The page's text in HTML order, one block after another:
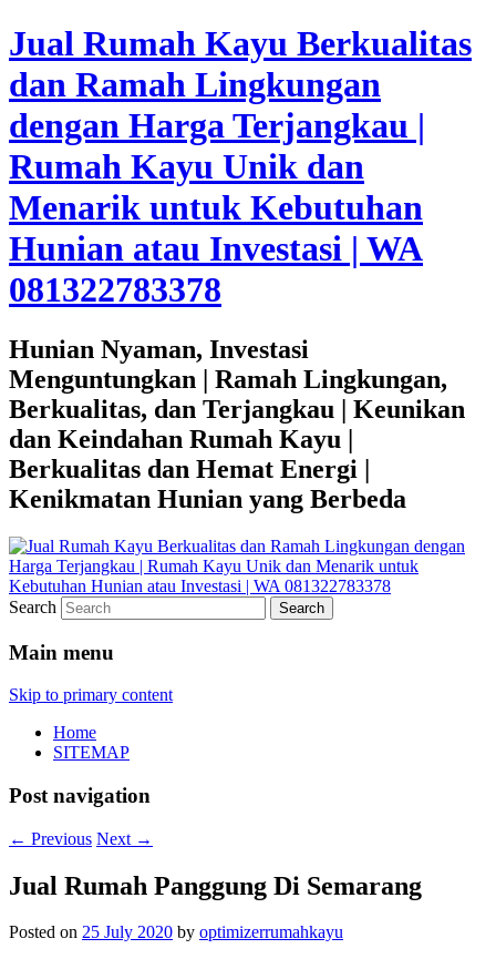
Jual Rumah Kayu Berkualitas
dan Ramah Lingkungan
dengan Harga Terjangkau |
Rumah Kayu Unik dan
Menarik untuk Kebutuhan
Hunian atau Investasi | WA
081322783378
Hunian Nyaman, Investasi
Menguntungkan | Ramah Lingkungan,
Berkualitas, dan Terjangkau | Keunikan
dan Keindahan Rumah Kayu |
Berkualitas dan Hemat Energi |
Kenikmatan Hunian yang Berbeda
Search
Main menu
Skip to primary content
Home
SITEMAP
Post navigation
← Previous Next →
Jual Rumah Panggung Di Semarang
Posted on 25 July 2020 by optimizerrumahkayu